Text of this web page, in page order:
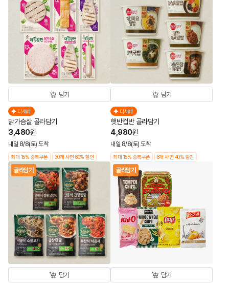
담기
더세페
닭가슴살 골라담기
3,480원
내일 8/8(토) 도착
최대 15% 중복쿠폰 30개 사면 60% 할인
담기
더세페
햇반컵반 골라담기
4,980원
내일 8/8(토) 도착
최대 15% 중복쿠폰 8개 사면 40% 할인
골라담기
담기
골라담기
담기